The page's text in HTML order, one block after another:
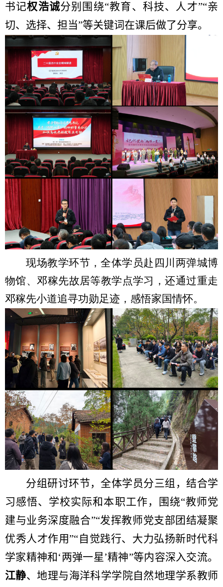
书记权浩诚分别围绕“教育、科技、人才”“亲
切、选择、担当”等关键词在课后做了分享。
现场教学环节，全体学员赴四川两弹城博
物馆、邓稼先故居等教学点学习，还通过重走
邓稼先小道追寻功勋足迹，感悟家国情怀。
分组研讨环节，全体学员分三组，结合学
习感悟、学校实际和本职工作，围绕“教师党
建与业务深度融合”“发挥教师党支部团结凝聚
优秀人才作用”“自觉践行、大力弘扬新时代科
学家精神和‘两弹一星’精神”等内容深入交流。
江静、地理与海洋科学学院自然地理学系教师